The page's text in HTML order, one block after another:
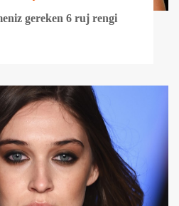
gereken 6 ruj rengi